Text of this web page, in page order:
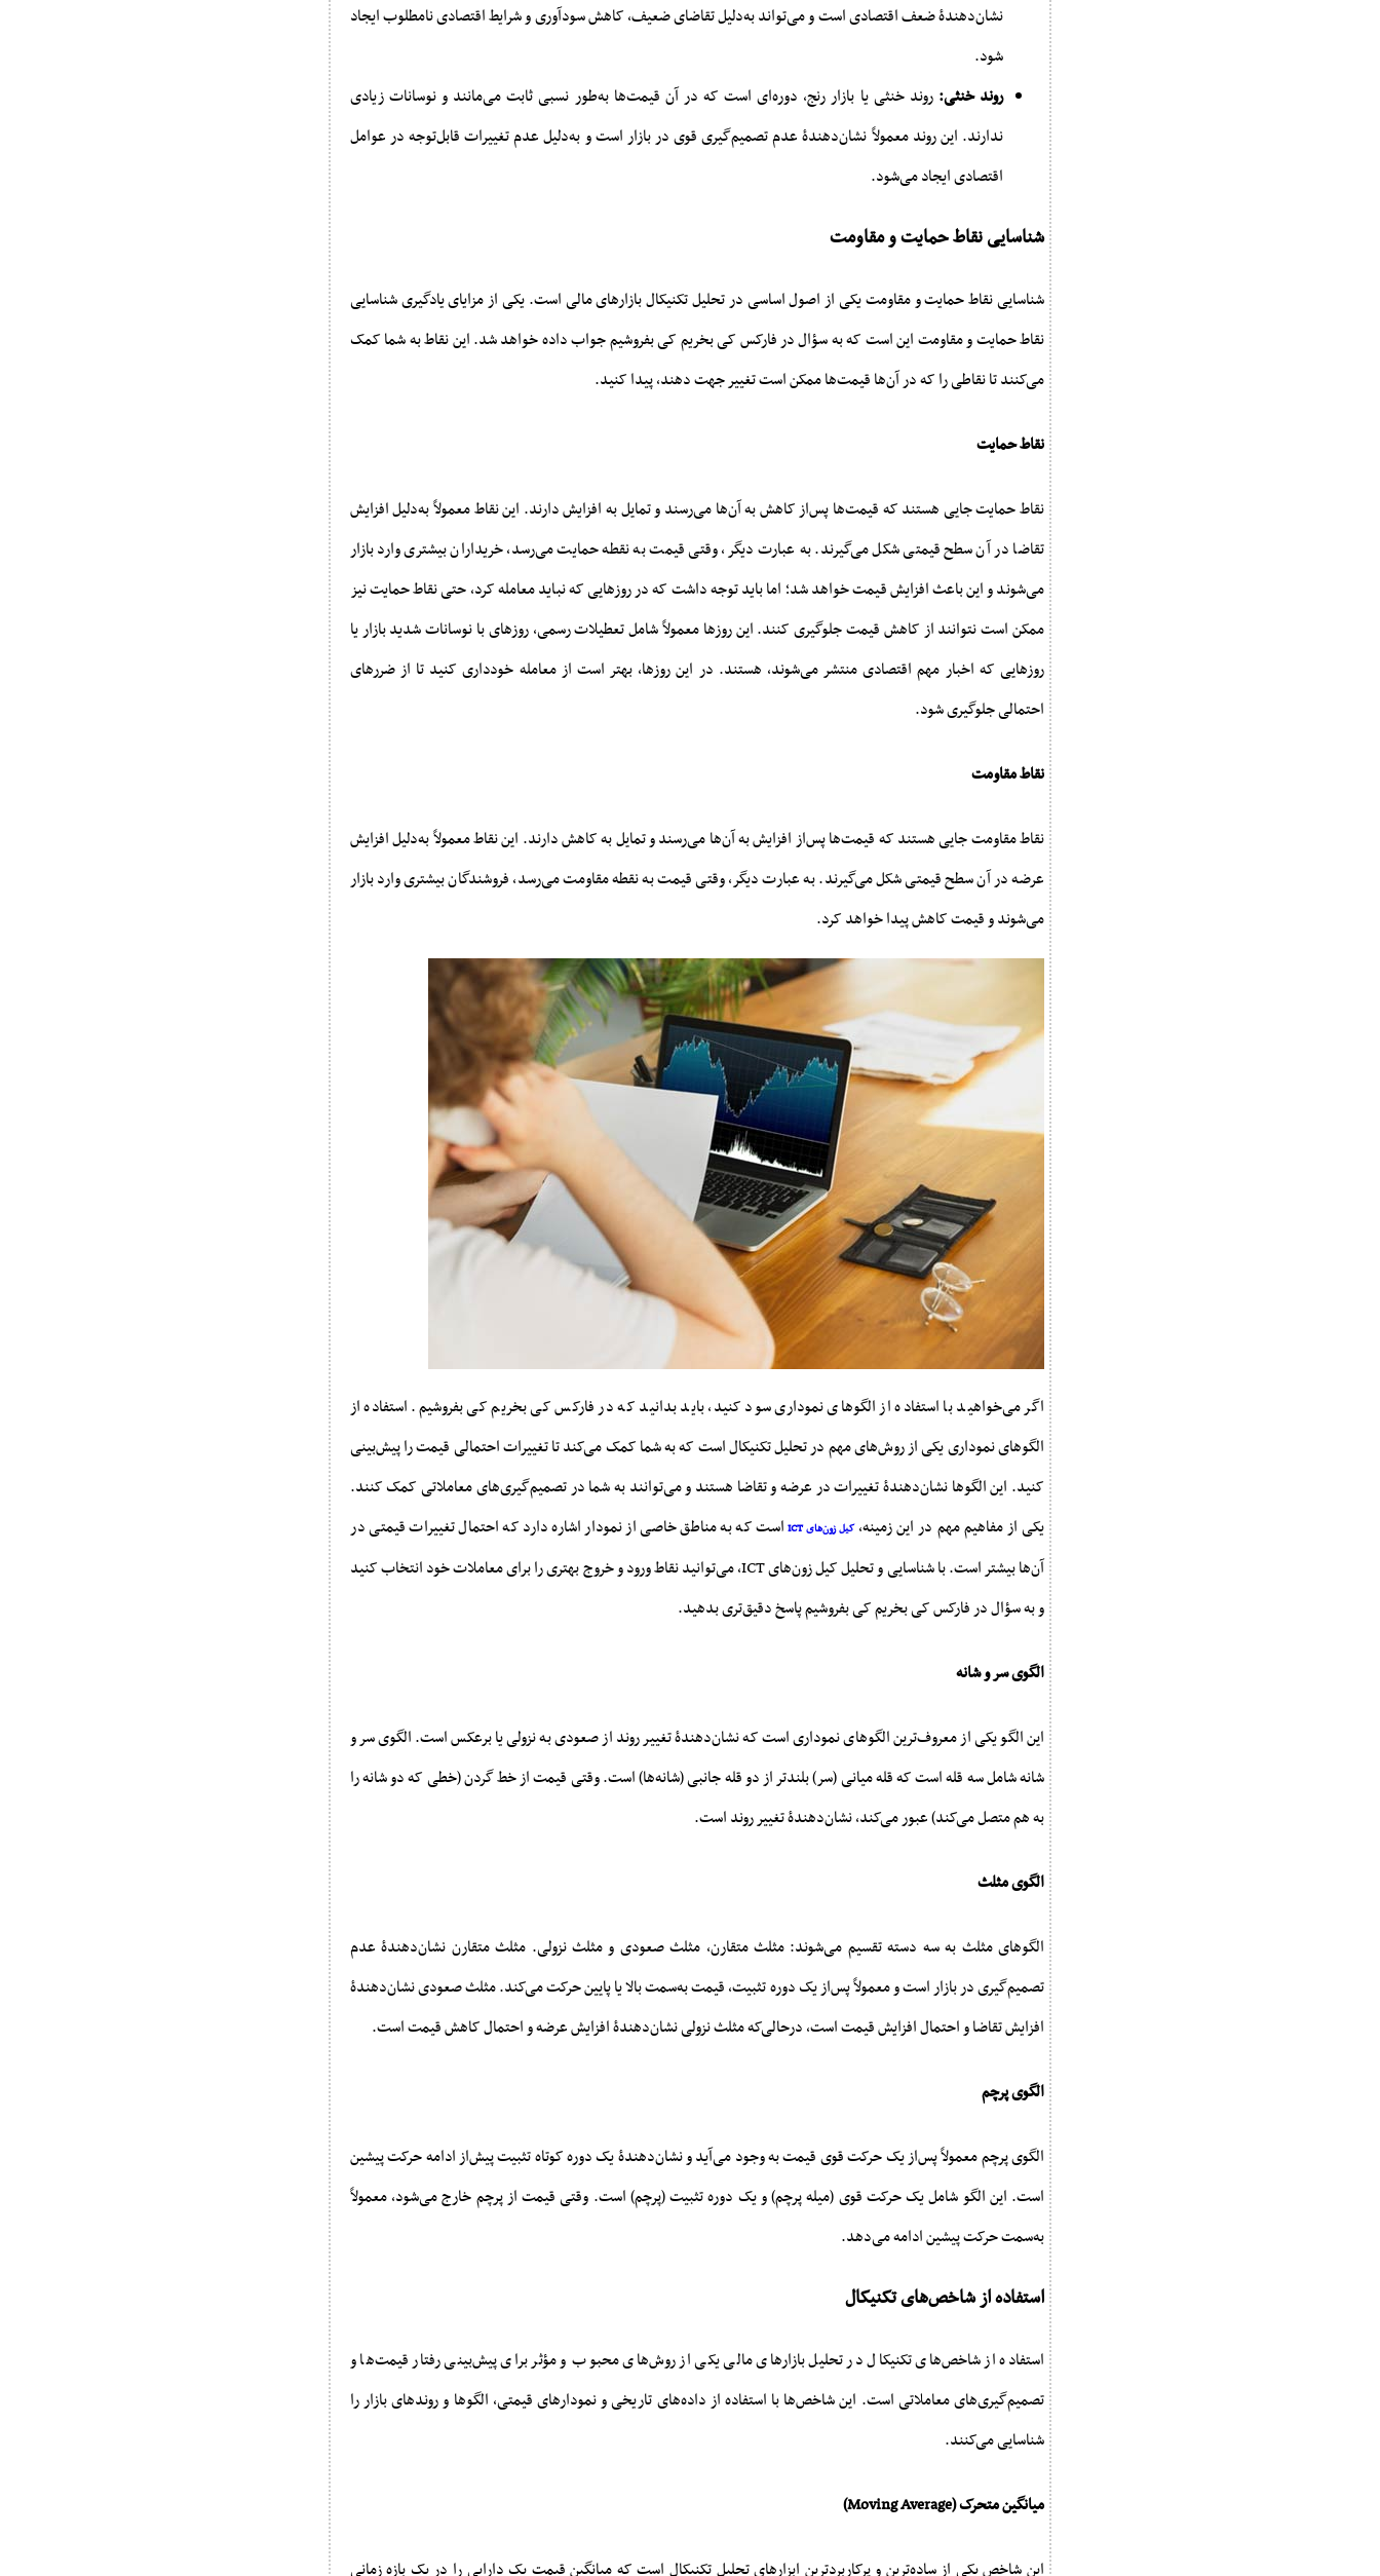
نشان‌دهندۀ ضعف اقتصادی است و می‌تواند به‌دلیل تقاضای ضعیف، کاهش سودآوری و شرایط اقتصادی نامطلوب ایجاد
شود.
روند خنثی: روند خنثی یا بازار رنج، دوره‌ای است که در آن قیمت‌ها به‌طور نسبی ثابت می‌مانند و نوسانات زیادی
ندارند. این روند معمولاً نشان‌دهندۀ عدم تصمیم‌گیری قوی در بازار است و به‌دلیل عدم تغییرات قابل‌توجه در عوامل
اقتصادی ایجاد می‌شود.
شناسایی نقاط حمایت و مقاومت
شناسایی نقاط حمایت و مقاومت یکی از اصول اساسی در تحلیل تکنیکال بازارهای مالی است. یکی از مزایای یادگیری شناسایی
نقاط حمایت و مقاومت این است که به سؤال در فارکس کی بخریم کی بفروشیم جواب داده خواهد شد. این نقاط به شما کمک
می‌کنند تا نقاطی را که در آن‌ها قیمت‌ها ممکن است تغییر جهت دهند، پیدا کنید.
نقاط حمایت
نقاط حمایت جایی هستند که قیمت‌ها پس‌از کاهش به آن‌ها می‌رسند و تمایل به افزایش دارند. این نقاط معمولاً به‌دلیل افزایش
تقاضا در آن سطح قیمتی شکل می‌گیرند. به‌ عبارت‌ دیگر، وقتی قیمت به نقطه حمایت می‌رسد، خریداران بیشتری وارد بازار
می‌شوند و این باعث افزایش قیمت خواهد شد؛ اما باید توجه داشت که در روزهایی که نباید معامله کرد، حتی نقاط حمایت نیز
ممکن است نتوانند از کاهش قیمت جلوگیری کنند. این روزها معمولاً شامل تعطیلات رسمی، روزهای با نوسانات شدید بازار یا
روزهایی که اخبار مهم اقتصادی منتشر می‌شوند، هستند. در این روزها، بهتر است از معامله خودداری کنید تا از ضررهای
احتمالی جلوگیری شود.
نقاط مقاومت
نقاط مقاومت جایی هستند که قیمت‌ها پس‌از افزایش به آن‌ها می‌رسند و تمایل به کاهش دارند. این نقاط معمولاً به‌دلیل افزایش
عرضه در آن سطح قیمتی شکل می‌گیرند. به ‌عبارت ‌دیگر، وقتی قیمت به نقطه مقاومت می‌رسد، فروشندگان بیشتری وارد بازار
می‌شوند و قیمت کاهش پیدا خواهد کرد.
اگر می‌خواهید با استفاده از الگوهای نموداری سود کنید، باید بدانید که در فارکس کی بخریم کی بفروشیم. استفاده از
الگوهای نموداری یکی از روش‌های مهم در تحلیل تکنیکال است که به شما کمک می‌کند تا تغییرات احتمالی قیمت را پیش‌بینی
کنید. این الگوها نشان‌دهندۀ تغییرات در عرضه و تقاضا هستند و می‌توانند به شما در تصمیم‌گیری‌های معاملاتی کمک کنند.
یکی از مفاهیم مهم در این زمینه،کیل زون‌های ICT
است که به مناطق خاصی از نمودار اشاره دارد که احتمال تغییرات قیمتی در
آن‌ها بیشتر است. با شناسایی و تحلیل کیل زون‌های ICT، می‌توانید نقاط ورود و خروج بهتری را برای معاملات خود انتخاب کنید
و به سؤال در فارکس کی بخریم کی بفروشیم پاسخ دقیق‌تری بدهید.
الگوی سر و شانه
این الگو یکی از معروف‌ترین الگوهای نموداری است که نشان‌دهندۀ تغییر روند از صعودی به نزولی یا برعکس است. الگوی سر و
شانه شامل سه قله است که قله میانی (سر) بلندتر از دو قله جانبی (شانه‌ها) است. وقتی قیمت از خط گردن (خطی که دو شانه را
به هم متصل می‌کند) عبور می‌کند، نشان‌دهندۀ تغییر روند است.
الگوی مثلث
الگوهای مثلث به سه دسته تقسیم می‌شوند: مثلث متقارن، مثلث صعودی و مثلث نزولی. مثلث متقارن نشان‌دهندۀ عدم
تصمیم‌گیری در بازار است و معمولاً پس‌از یک دوره تثبیت، قیمت به‌سمت بالا یا پایین حرکت می‌کند. مثلث صعودی نشان‌دهندۀ
افزایش تقاضا و احتمال افزایش قیمت است، درحالی‌که مثلث نزولی نشان‌دهندۀ افزایش عرضه و احتمال کاهش قیمت است.
الگوی پرچم
الگوی پرچم معمولاً پس‌از یک حرکت قوی قیمت به وجود می‌آید و نشان‌دهندۀ یک دوره کوتاه تثبیت پیش‌از ادامه حرکت پیشین
است. این الگو شامل یک حرکت قوی (میله پرچم) و یک دوره تثبیت (پرچم) است. وقتی قیمت از پرچم خارج می‌شود، معمولاً
به‌سمت حرکت پیشین ادامه می‌دهد.
استفاده از شاخص‌های تکنیکال
استفاده از شاخص‌های تکنیکال در تحلیل بازارهای مالی یکی از روش‌های محبوب و مؤثر برای پیش‌بینی رفتار قیمت‌ها و
تصمیم‌گیری‌های معاملاتی است. این شاخص‌ها با استفاده از داده‌های تاریخی و نمودارهای قیمتی، الگوها و روندهای بازار را
شناسایی می‌کنند.
میانگین متحرک (Moving Average)
این شاخص یکی از ساده‌ترین و پرکاربردترین ابزارهای تحلیل تکنیکال است که میانگین قیمت یک دارایی را در یک بازه زمانی